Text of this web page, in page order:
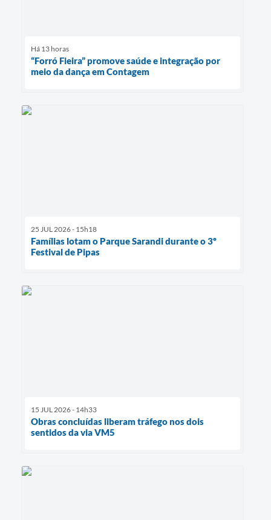
Há 13 horas
“Forró Fieira” promove saúde e integração por
meio da dança em Contagem
25 JUL 2026 - 15h18
Famílias lotam o Parque Sarandi durante o 3º
Festival de Pipas
15 JUL 2026 - 14h33
Obras concluídas liberam tráfego nos dois
sentidos da via VM5